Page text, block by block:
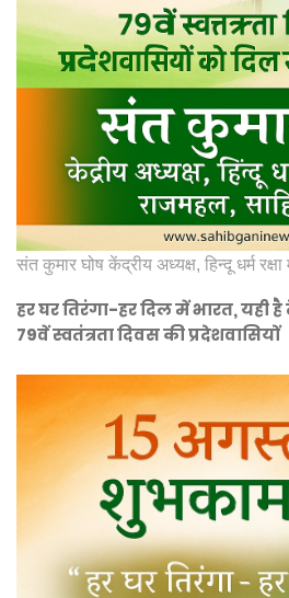
संत कुमार घोष केंद्रीय अध्यक्ष, हिन्दू धर्म
हर घर तिरंगा-हर दिल में भारत, यही
79वें स्वतंत्रता दिवस की प्रदेशवासियों